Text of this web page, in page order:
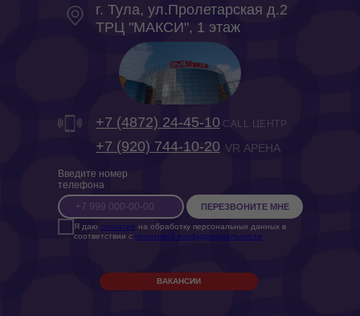
г. Тула, ул.Пролетарская д.2
ТРЦ "МАКСИ", 1 этаж
Введите номер
телефона
Я даю согласие на обработку персональных данных в
соответствии с политикой конфиденциальности
ПЕРЕЗВОНИТЕ МНЕ
+7 (4872) 24-45-10
‎+7 (920) 744-10-20 VR АРЕНА
CALL ЦЕНТР
ВАКАНСИИ